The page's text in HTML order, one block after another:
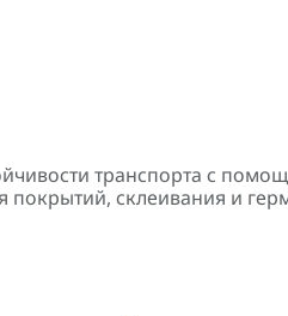
транспорта с
склеивания и